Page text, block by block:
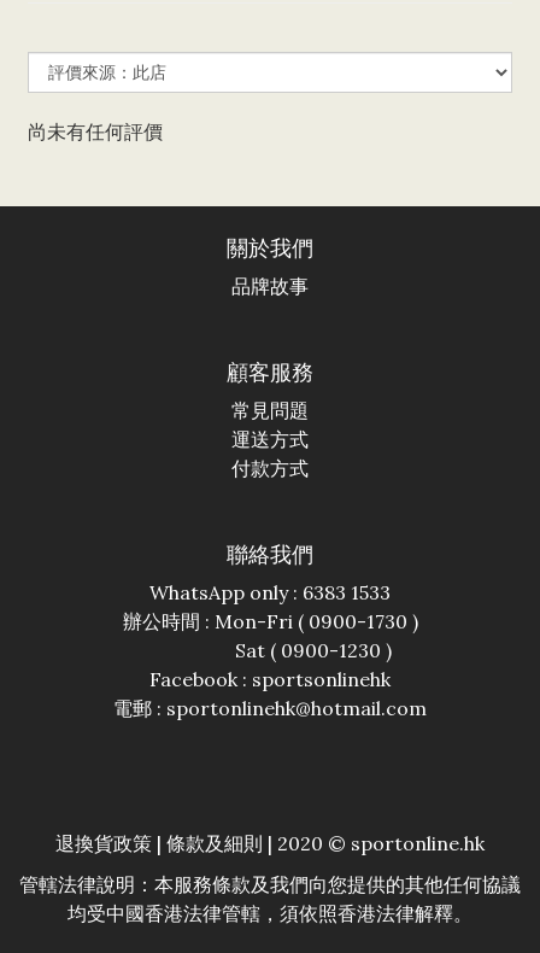
尚未有任何評價
關於我們
品牌故事
顧客服務
常見問題
運送方式
付款方式
聯絡我們
WhatsApp only : 6383 1533
辦公時間 : Mon-Fri ( 0900-1730 )
Sat ( 0900-1230 )
Facebook : sportsonlinehk
電郵 : sportonlinehk@hotmail.com
退換貨政策 | 條款及細則 | 2020 © sportonline.hk
管轄法律說明：本服務條款及我們向您提供的其他任何協議
均受中國香港法律管轄，須依照香港法律解釋。